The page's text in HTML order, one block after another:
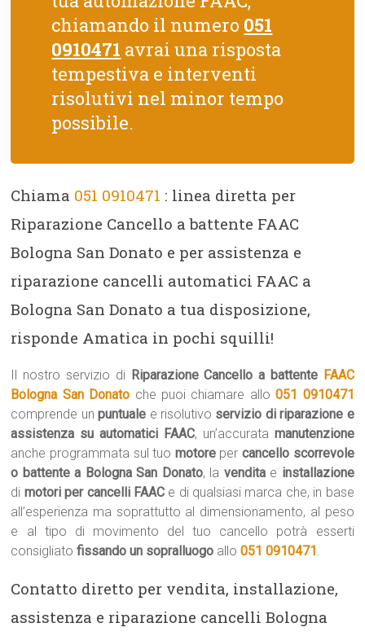
chiamando il numero 051
0910471 avrai una risposta
tempestiva e interventi
risolutivi nel minor tempo
possibile.
Chiama 051 0910471 : linea diretta per
Riparazione Cancello a battente FAAC
Bologna San Donato e per assistenza e
riparazione cancelli automatici FAAC a
Bologna San Donato a tua disposizione,
risponde Amatica in pochi squilli!
Il nostro servizio di Riparazione Cancello a battente FAAC
Bologna San Donato che puoi chiamare allo051 0910471
comprende unpuntuale e risolutivo servizio di riparazione e
assistenza su automatici FAAC, un’accurata manutenzione
anche programmata sul tuo motoreper cancello scorrevole
o battente a Bologna San Donato, la venditae installazione
di motori per cancelli FAACe di qualsiasi marca che, in base
all’esperienza ma soprattutto al dimensionamento, al peso
e al tipo di movimento del tuo cancello potrà esserti
consigliatofissando un sopralluogo allo051 0910471.
Contatto diretto per vendita, installazione,
assistenza e riparazione cancelli Bologna